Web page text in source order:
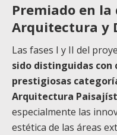
Premiado en
Arquitectura y
Las fases I y II del
sido distinguidas con
prestigiosas
Arquitectura
especialmente las
estética de las áreas